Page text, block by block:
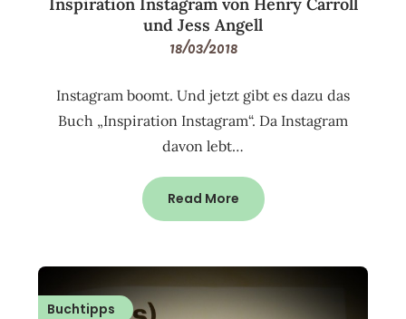
und Jess Angell
18/03/2018
Instagram boomt. Und jetzt gibt es dazu das
Buch „Inspiration Instagram“. Da Instagram
davon lebt…
Read More
Buchtipps